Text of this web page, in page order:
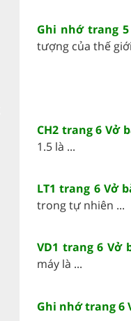
Ghi nhớ trang 5
tượng của thế
CH2 trang 6 Vở
1.5 là ...
LT1 trang 6 Vở
trong tự nhiên ...
VD1 trang 6 Vở
máy là ...
Ghi nhớ trang 6